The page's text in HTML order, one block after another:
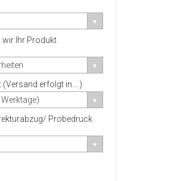
wir Ihr Produkt
erfolgt in....)
Probedruck